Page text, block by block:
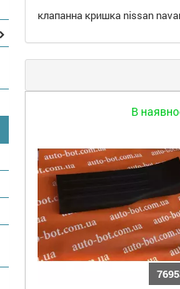
клапанна кришка nissan
В